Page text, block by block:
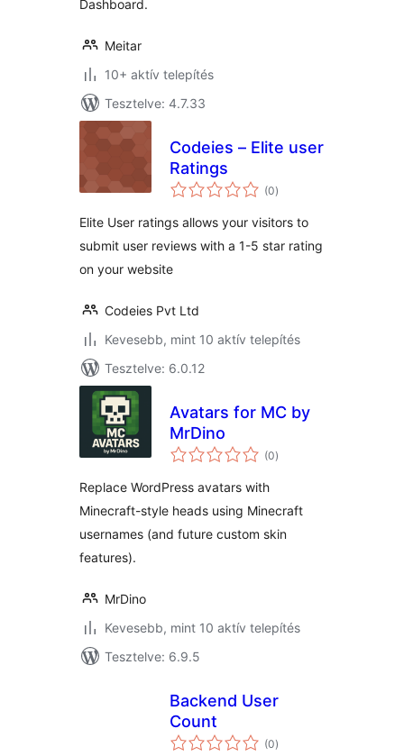
Dashboard.
Meitar
10+ aktív telepítés
Tesztelve: 4.7.33
Codeies – Elite user
Ratings
(0értékelés
összesen
)
Elite User ratings allows your visitors to
submit user reviews with a 1-5 star rating
on your website
Codeies Pvt Ltd
Kevesebb, mint 10 aktív telepítés
Tesztelve: 6.0.12
Avatars for MC by
MrDino
(0értékelés
összesen
)
Replace WordPress avatars with
Minecraft-style heads using Minecraft
usernames (and future custom skin
features).
MrDino
Kevesebb, mint 10 aktív telepítés
Tesztelve: 6.9.5
Backend User
Count
(0értékelés
összesen
)